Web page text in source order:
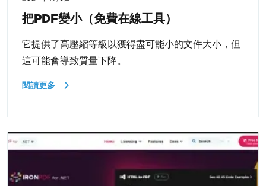
把PDF變小（免費在線工具）
它提供了高壓縮等級以獲得盡可能小的文件大小，但
這可能會導致質量下降。
閱讀更多